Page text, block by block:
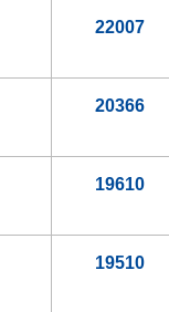
22007
20366
19610
19510